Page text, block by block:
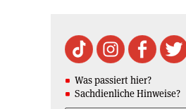
Was passiert hier?
Sachdienliche Hinweise?